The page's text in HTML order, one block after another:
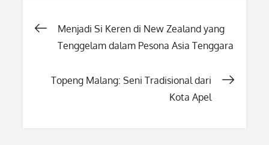
Post
Menjadi Si Keren di New Zealand yang
Tenggelam dalam Pesona Asia Tenggara
Topeng Malang: Seni Tradisional dari
Kota Apel